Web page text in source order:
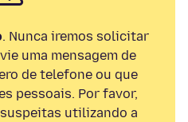
. Nunca iremos solicitar
uma mensagem de
de telefone ou que
pessoais. Por favor,
utilizando a